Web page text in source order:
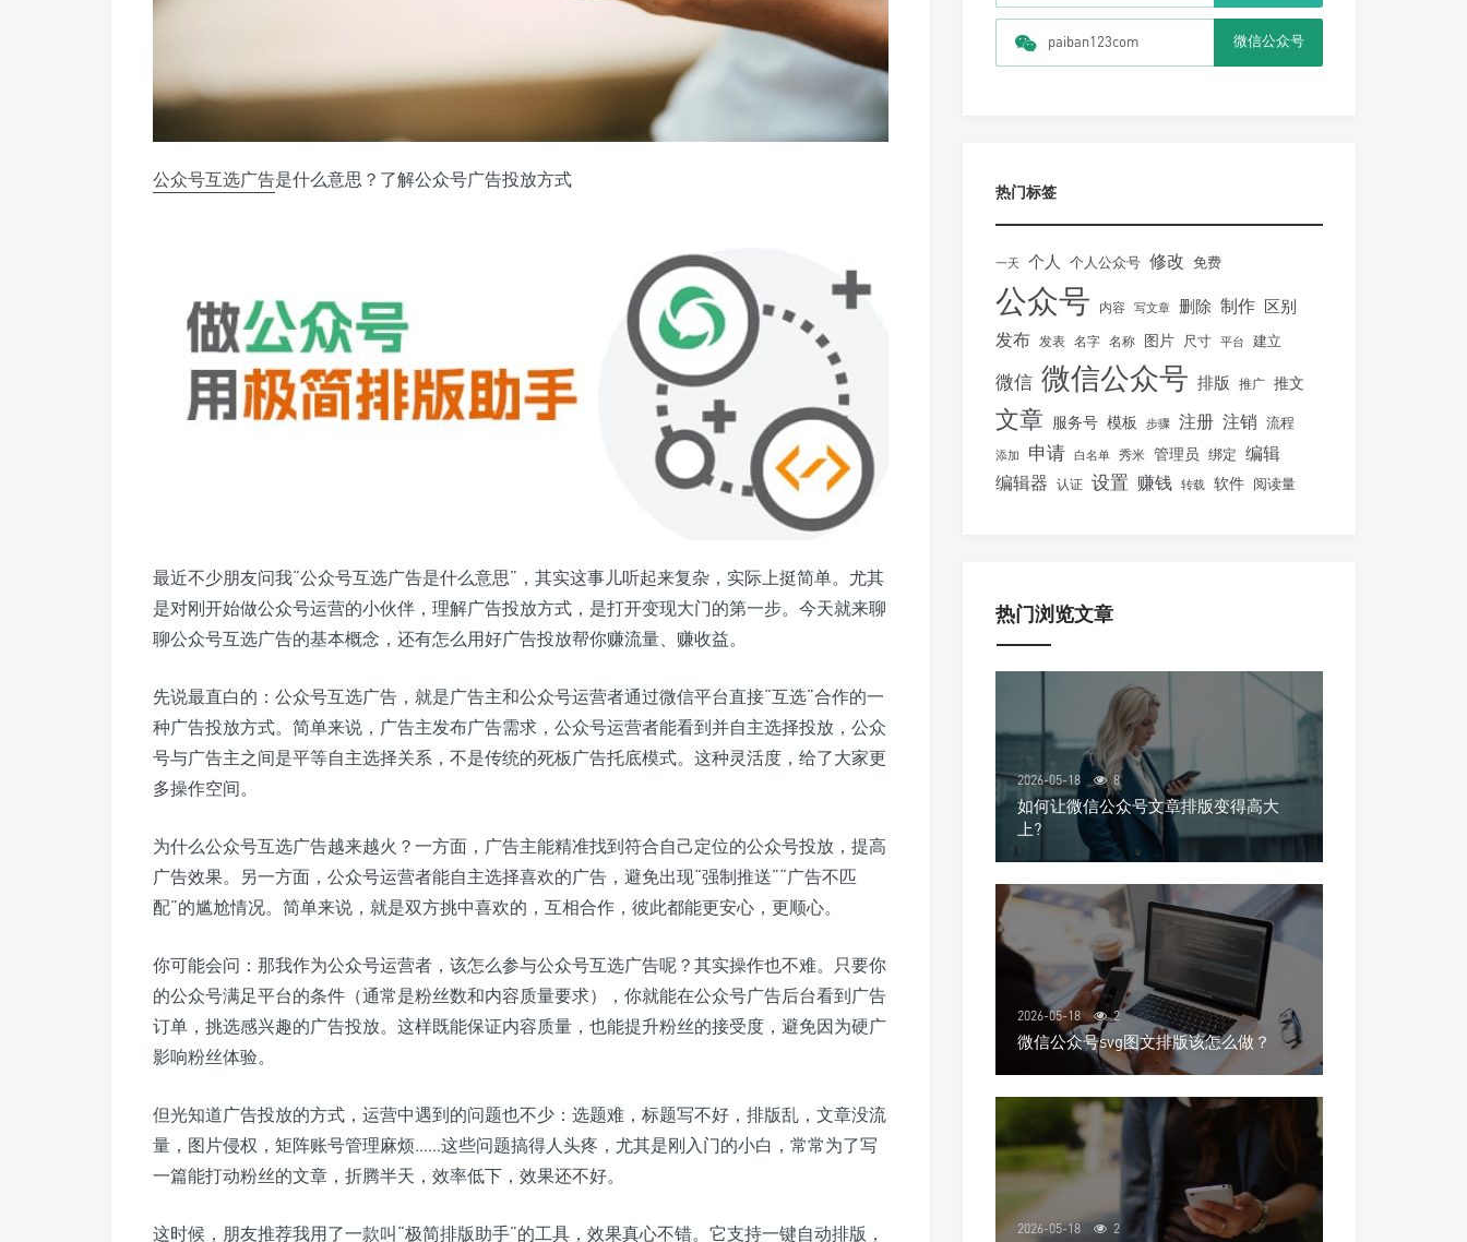
公众号互选广告是什么意思？了解公众号广告投放方式
最近不少朋友问我“公众号互选广告是什么意思”，其实这事儿听起来复杂，实际上挺简单。尤其
是对刚开始做公众号运营的小伙伴，理解广告投放方式，是打开变现大门的第一步。今天就来聊
聊公众号互选广告的基本概念，还有怎么用好广告投放帮你赚流量、赚收益。
先说最直白的：公众号互选广告，就是广告主和公众号运营者通过微信平台直接“互选”合作的一
种广告投放方式。简单来说，广告主发布广告需求，公众号运营者能看到并自主选择投放，公众
号与广告主之间是平等自主选择关系，不是传统的死板广告托底模式。这种灵活度，给了大家更
多操作空间。
为什么公众号互选广告越来越火？一方面，广告主能精准找到符合自己定位的公众号投放，提高
广告效果。另一方面，公众号运营者能自主选择喜欢的广告，避免出现“强制推送”“广告不匹
配”的尴尬情况。简单来说，就是双方挑中喜欢的，互相合作，彼此都能更安心，更顺心。
你可能会问：那我作为公众号运营者，该怎么参与公众号互选广告呢？其实操作也不难。只要你
的公众号满足平台的条件（通常是粉丝数和内容质量要求），你就能在公众号广告后台看到广告
订单，挑选感兴趣的广告投放。这样既能保证内容质量，也能提升粉丝的接受度，避免因为硬广
影响粉丝体验。
但光知道广告投放的方式，运营中遇到的问题也不少：选题难，标题写不好，排版乱，文章没流
量，图片侵权，矩阵账号管理麻烦……这些问题搞得人头疼，尤其是刚入门的小白，常常为了写
一篇能打动粉丝的文章，折腾半天，效率低下，效果还不好。
这时候，朋友推荐我用了一款叫“极简排版助手”的工具，效果真心不错。它支持一键自动排版，
paiban123com 微信公众号
热门标签
一天 个人 个人公众号 修改 免费
公众号 内容 写文章 删除 制作 区别
发布 发表 名字 名称 图片 尺寸 平台 建立
微信 微信公众号 排版 推广 推文
文章 服务号 模板 步骤 注册 注销 流程
添加 申请 白名单 秀米 管理员 绑定 编辑
编辑器
认证 设置 赚钱 转载 软件 阅读量
热门浏览文章
2026-05-18 8
如何让微信公众号文章排版变得高大
上?
2026-05-18 2
微信公众号svg图文排版该怎么做？
2026-05-18 2